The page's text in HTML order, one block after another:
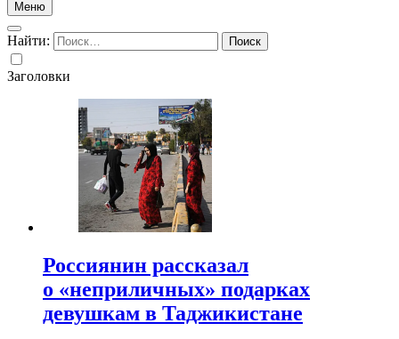
Меню
Найти:
Заголовки
Россиянин рассказал
о «неприличных» подарках
девушкам в Таджикистане